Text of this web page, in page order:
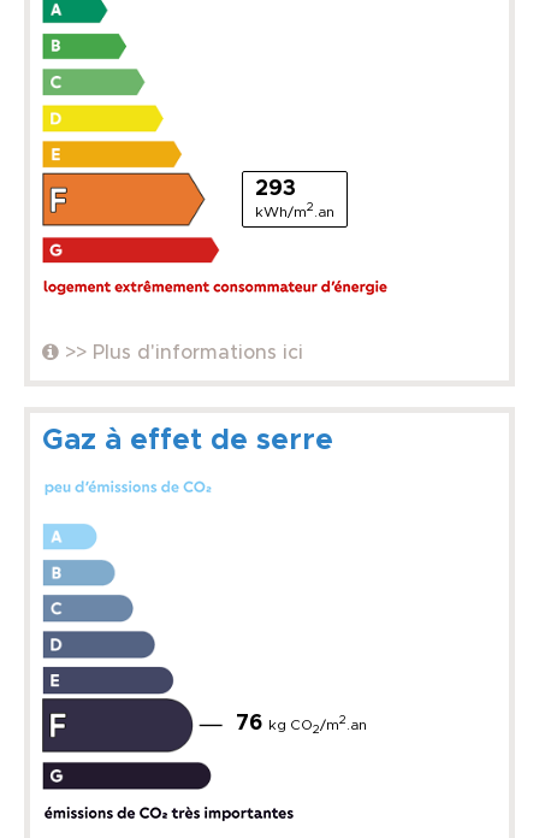
293
kWh/m2 .an
>> Plus d'informations ici
Gaz à effet de serre
76 kg CO2/m2 .an